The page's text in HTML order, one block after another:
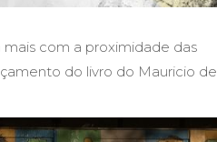
com a proximidade das
do livro do Mauricio de